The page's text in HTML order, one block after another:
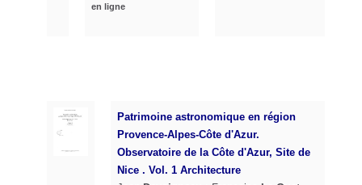
en ligne
Patrimoine astronomique en région
Provence-Alpes-Côte d'Azur.
Observatoire de la Côte d'Azur, Site de
Nice . Vol. 1 Architecture